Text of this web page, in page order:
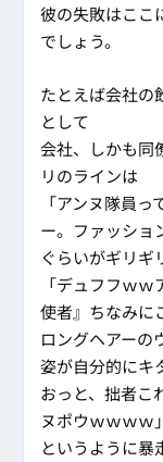
彼の失敗はここ
でしょう。
たとえば会社の
として
会社、しかも同
リのラインは
「アンヌ隊員
ー。ファッショ
ぐらいがギリギ
「デュフフｗ
使者』ちなみに
ロングヘアーの
姿が自分的にキ
おっと、拙者こ
ヌポウｗｗｗｗ」
というように暴